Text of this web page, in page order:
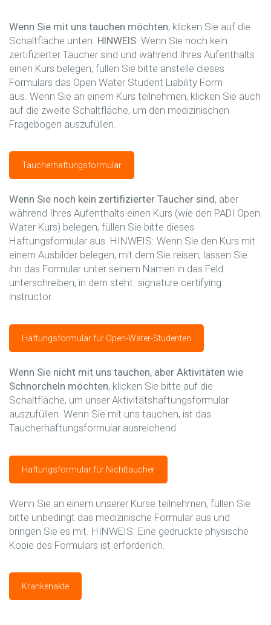
Wenn Sie mit uns tauchen möchten, klicken Sie auf die
Schaltfläche unten. HINWEIS: Wenn Sie noch kein
zertifizierter Taucher sind und während Ihres Aufenthalts
einen Kurs belegen, füllen Sie bitte anstelle dieses
Formulars das Open Water Student Liability Form
aus. Wenn Sie an einem Kurs teilnehmen, klicken Sie auch
auf die zweite Schaltfläche, um den medizinischen
Fragebogen auszufüllen.
Taucherhaftungsformular
Wenn Sie noch kein zertifizierter Taucher sind, aber
während Ihres Aufenthalts einen Kurs (wie den PADI Open
Water Kurs) belegen, füllen Sie bitte dieses
Haftungsformular aus. HINWEIS: Wenn Sie den Kurs mit
einem Ausbilder belegen, mit dem Sie reisen, lassen Sie
ihn das Formular unter seinem Namen in das Feld
unterschreiben, in dem steht: signature certifying
instructor.
Haftungsformular für Open-Water-Studenten
Wenn Sie nicht mit uns tauchen, aber Aktivitäten wie
Schnorcheln möchten, klicken Sie bitte auf die
Schaltfläche, um unser Aktivitätshaftungsformular
auszufüllen. Wenn Sie mit uns tauchen, ist das
Taucherhaftungsformular ausreichend.
Haftungsformular für Nichttaucher
Wenn Sie an einem unserer Kurse teilnehmen, füllen Sie
bitte unbedingt das medizinische Formular aus und
bringen Sie es mit. HINWEIS: Eine gedruckte physische
Kopie des Formulars ist erforderlich.
Krankenakte